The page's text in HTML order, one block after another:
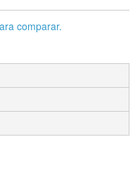
comparar.